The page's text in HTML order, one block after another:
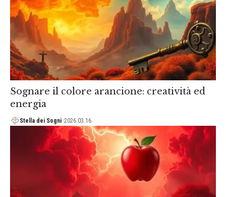
Sognare il colore arancione: creatività ed
energia
Stella dei Sogni 2026.03.16.